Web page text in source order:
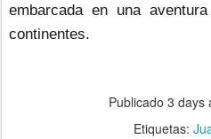
embarcada en una
continentes.
Publicado 3 days
Etiquetas: